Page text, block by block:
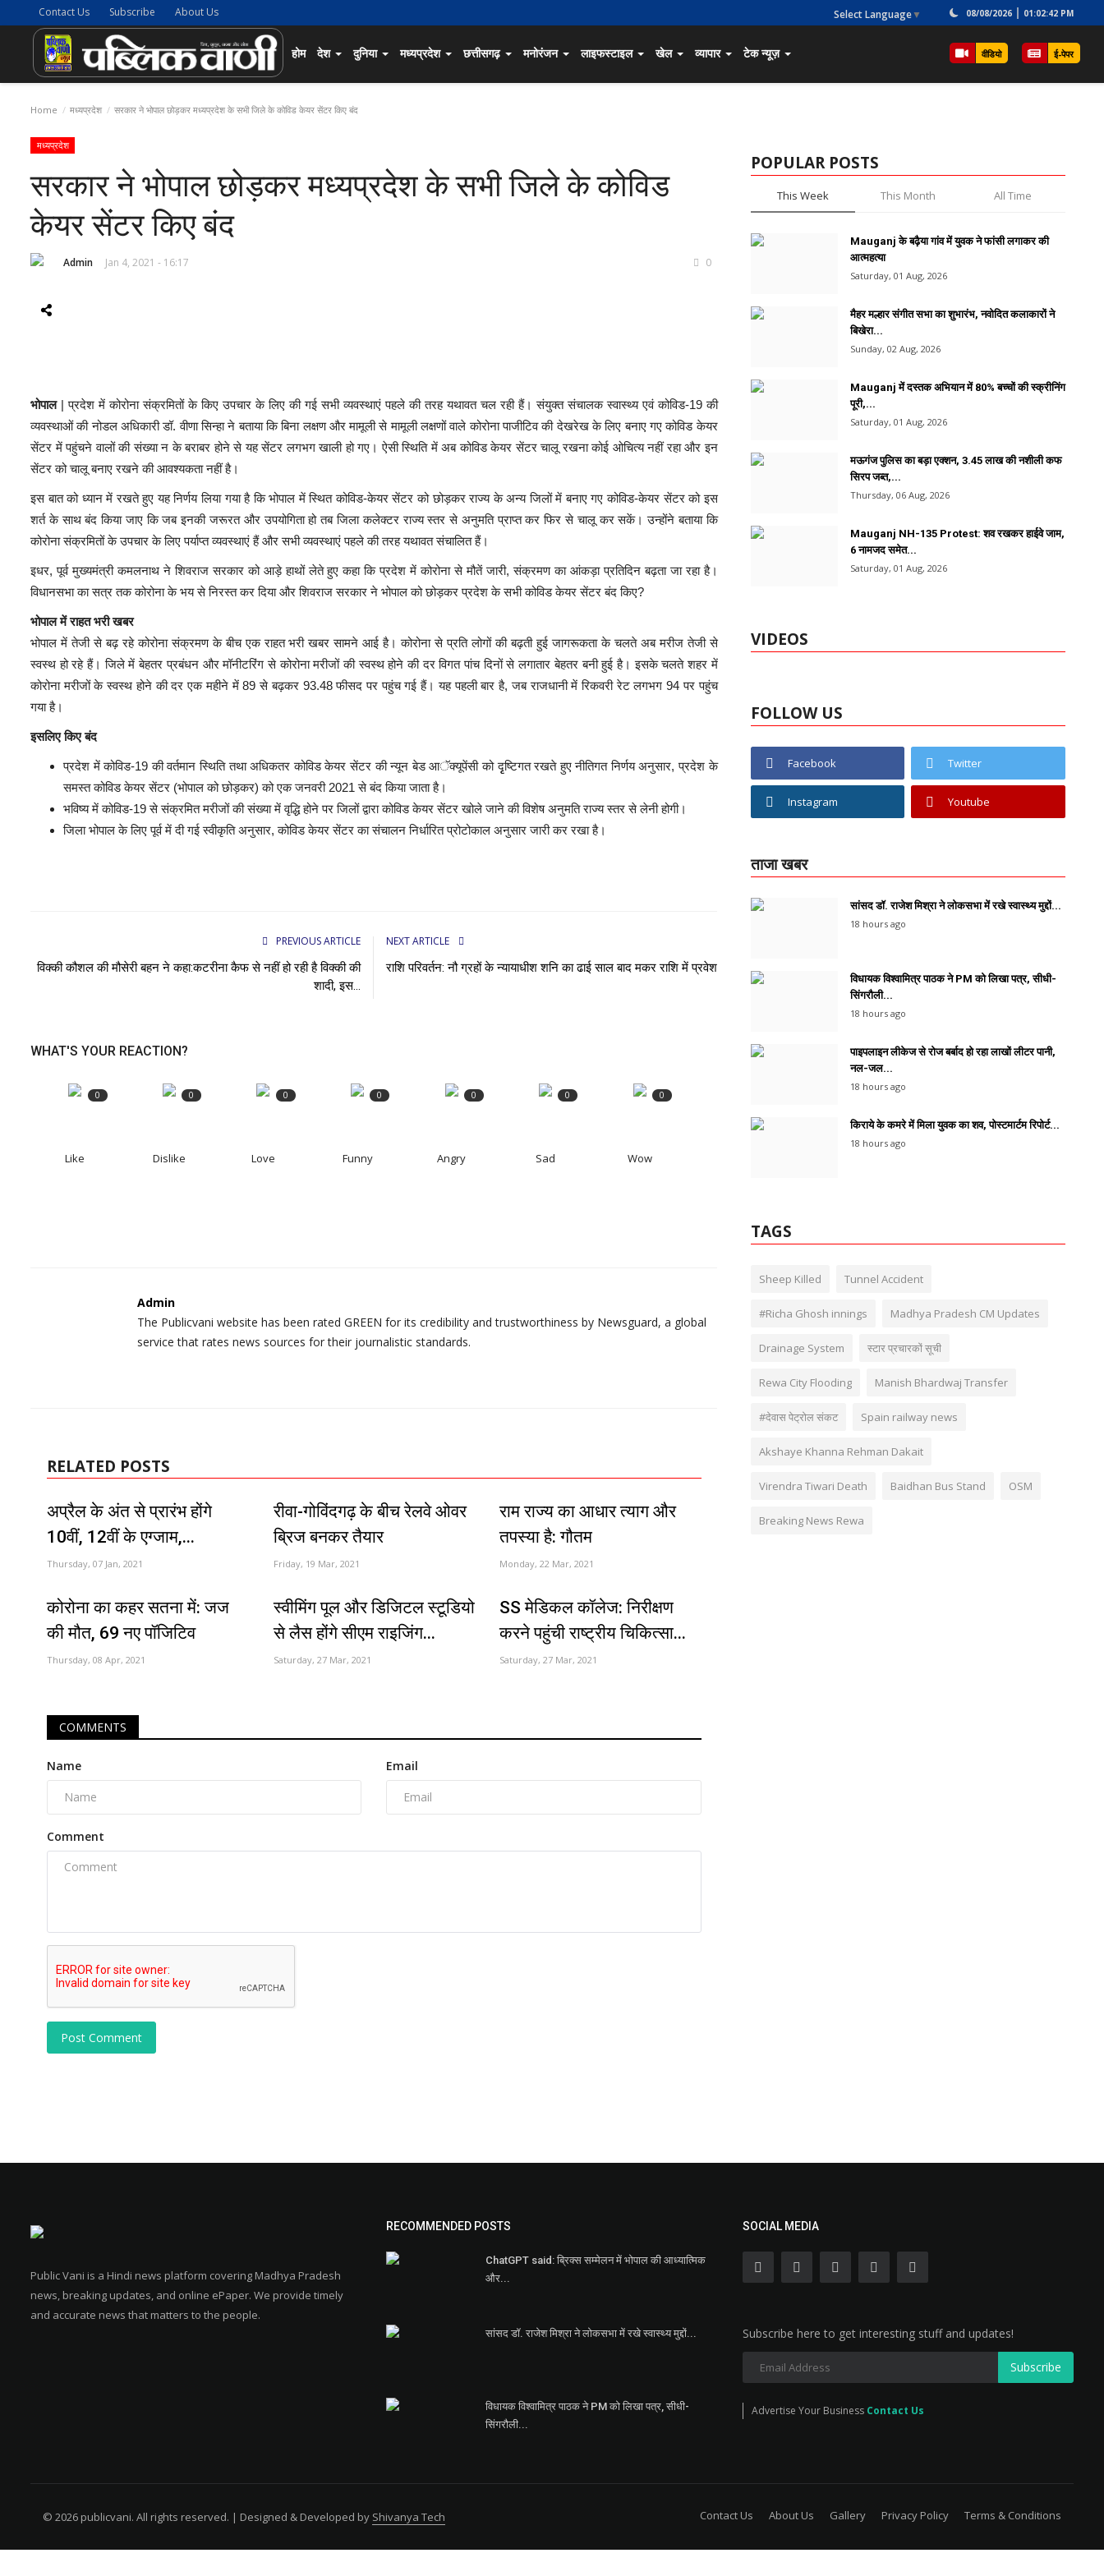
Contact Us Subscribe About Us Select Language▼ 08/08/2026 01:02:42 PM
होम देश दुनिया मध्यप्रदेश छत्तीसगढ़ मनोरंजन लाइफस्टाइल खेल व्यापार टेक न्यूज़ वीडियो ई-पेपर
Home मध्यप्रदेश सरकार ने भोपाल छोड़कर मध्यप्रदेश के सभी जिले के कोविड केयर सेंटर किए बंद
मध्यप्रदेश
सरकार ने भोपाल छोड़कर मध्यप्रदेश के सभी जिले के कोविड
केयर सेंटर किए बंद
Admin Jan 4, 2021 - 16:17 0
भोपाल | प्रदेश में कोरोना संक्रमितों के किए उपचार के लिए की गई सभी व्यवस्थाएं पहले की तरह यथावत चल रही हैं। संयुक्त संचालक स्वास्थ्य एवं कोविड-19 की
व्यवस्थाओं की नोडल अधिकारी डॉ. वीणा सिन्हा ने बताया कि बिना लक्षण और मामूली से मामूली लक्षणों वाले कोरोना पाजीटिव की देखरेख के लिए बनाए गए कोविड केयर
सेंटर में पहुंचने वालों की संख्या न के बराबर होने से यह सेंटर लगभग खाली हो गए। ऐसी स्थिति में अब कोविड केयर सेंटर चालू रखना कोई ओचित्य नहीं रहा और इन
सेंटर को चालू बनाए रखने की आवश्यकता नहीं है।
इस बात को ध्यान में रखते हुए यह निर्णय लिया गया है कि भोपाल में स्थित कोविड-केयर सेंटर को छोड़कर राज्य के अन्य जिलों में बनाए गए कोविड-केयर सेंटर को इस
शर्त के साथ बंद किया जाए कि जब इनकी जरूरत और उपयोगिता हो तब जिला कलेक्टर राज्य स्तर से अनुमति प्राप्त कर फिर से चालू कर सकें। उन्होंने बताया कि
कोरोना संक्रमितों के उपचार के लिए पर्याप्त व्यवस्थाएं हैं और सभी व्यवस्थाएं पहले की तरह यथावत संचालित हैं।
इधर, पूर्व मुख्यमंत्री कमलनाथ ने शिवराज सरकार को आड़े हाथों लेते हुए कहा कि प्रदेश में कोरोना से मौतें जारी, संक्रमण का आंकड़ा प्रतिदिन बढ़ता जा रहा है।
विधानसभा का सत्र तक कोरोना के भय से निरस्त कर दिया और शिवराज सरकार ने भोपाल को छोड़कर प्रदेश के सभी कोविड केयर सेंटर बंद किए?
भोपाल में राहत भरी खबर
भोपाल में तेजी से बढ़ रहे कोरोना संक्रमण के बीच एक राहत भरी खबर सामने आई है। कोरोना से प्रति लोगों की बढ़ती हुई जागरूकता के चलते अब मरीज तेजी से
स्वस्थ हो रहे हैं। जिले में बेहतर प्रबंधन और मॉनीटरिंग से कोरोना मरीजों की स्वस्थ होने की दर विगत पांच दिनों से लगातार बेहतर बनी हुई है। इसके चलते शहर में
कोरोना मरीजों के स्वस्थ होने की दर एक महीने में 89 से बढ़कर 93.48 फीसद पर पहुंच गई हैं। यह पहली बार है, जब राजधानी में रिकवरी रेट लगभग 94 पर पहुंच
गया है।
इसलिए किए बंद
प्रदेश में कोविड-19 की वर्तमान स्थिति तथा अधिकतर कोविड केयर सेंटर की न्यून बेड आॅक्यूपेंसी को दृृष्टिगत रखते हुए नीतिगत निर्णय अनुसार, प्रदेश के
समस्त कोविड केयर सेंटर (भोपाल को छोड़कर) को एक जनवरी 2021 से बंद किया जाता है।
भविष्य में कोविड-19 से संक्रमित मरीजों की संख्या में वृद्धि होने पर जिलों द्वारा कोविड केयर सेंटर खोले जाने की विशेष अनुमति राज्य स्तर से लेनी होगी।
जिला भोपाल के लिए पूर्व में दी गई स्वीकृति अनुसार, कोविड केयर सेंटर का संचालन निर्धारित प्रोटोकाल अनुसार जारी कर रखा है।
PREVIOUS ARTICLE
विक्की कौशल की मौसेरी बहन ने कहा:कटरीना कैफ से नहीं हो रही है विक्की की
शादी, इस...
NEXT ARTICLE
राशि परिवर्तन: नौ ग्रहों के न्यायाधीश शनि का ढाई साल बाद मकर राशि में प्रवेश
WHAT'S YOUR REACTION?
0
Like
0
Dislike
0
Love
0
Funny
0
Angry
0
Sad
0
Wow
Admin
The Publicvani website has been rated GREEN for its credibility and trustworthiness by Newsguard, a global
service that rates news sources for their journalistic standards.
RELATED POSTS
अप्रैल के अंत से प्रारंभ होंगे
10वीं, 12वीं के एग्जाम,...
Thursday, 07 Jan, 2021
रीवा-गोविंदगढ़ के बीच रेलवे ओवर
ब्रिज बनकर तैयार
Friday, 19 Mar, 2021
राम राज्य का आधार त्याग और
तपस्या है: गौतम
Monday, 22 Mar, 2021
कोरोना का कहर सतना में: जज
की मौत, 69 नए पॉजिटिव
Thursday, 08 Apr, 2021
स्वीमिंग पूल और डिजिटल स्टूडियो
से लैस होंगे सीएम राइजिंग...
Saturday, 27 Mar, 2021
SS मेडिकल कॉलेज: निरीक्षण
करने पहुंची राष्ट्रीय चिकित्सा...
Saturday, 27 Mar, 2021
COMMENTS
Name Email
Comment
Post Comment
POPULAR POSTS
This Week This Month All Time
Mauganj के बढ़ैया गांव में युवक ने फांसी लगाकर की
आत्महत्या
Saturday, 01 Aug, 2026
मैहर मल्हार संगीत सभा का शुभारंभ, नवोदित कलाकारों ने
बिखेरा...
Sunday, 02 Aug, 2026
Mauganj में दस्तक अभियान में 80% बच्चों की स्क्रीनिंग
पूरी,...
Saturday, 01 Aug, 2026
मऊगंज पुलिस का बड़ा एक्शन, 3.45 लाख की नशीली कफ
सिरप जब्त,...
Thursday, 06 Aug, 2026
Mauganj NH-135 Protest: शव रखकर हाईवे जाम,
6 नामजद समेत...
Saturday, 01 Aug, 2026
VIDEOS
FOLLOW US
Facebook Twitter
Instagram Youtube
ताजा खबर
सांसद डॉ. राजेश मिश्रा ने लोकसभा में रखे स्वास्थ्य मुद्दों...
18 hours ago
विधायक विश्वामित्र पाठक ने PM को लिखा पत्र, सीधी-
सिंगरौली...
18 hours ago
पाइपलाइन लीकेज से रोज बर्बाद हो रहा लाखों लीटर पानी,
नल-जल...
18 hours ago
किराये के कमरे में मिला युवक का शव, पोस्टमार्टम रिपोर्ट...
18 hours ago
TAGS
Sheep Killed Tunnel Accident
#Richa Ghosh innings Madhya Pradesh CM Updates
Drainage System स्टार प्रचारकों सूची
Rewa City Flooding Manish Bhardwaj Transfer
#देवास पेट्रोल संकट Spain railway news
Akshaye Khanna Rehman Dakait
Virendra Tiwari Death Baidhan Bus Stand OSM
Breaking News Rewa
Public Vani is a Hindi news platform covering Madhya Pradesh
news, breaking updates, and online ePaper. We provide timely
and accurate news that matters to the people.
RECOMMENDED POSTS
ChatGPT said: ब्रिक्स सम्मेलन में भोपाल की आध्यात्मिक
और...
सांसद डॉ. राजेश मिश्रा ने लोकसभा में रखे स्वास्थ्य मुद्दों...
विधायक विश्वामित्र पाठक ने PM को लिखा पत्र, सीधी-
सिंगरौली...
SOCIAL MEDIA
Subscribe here to get interesting stuff and updates!
Subscribe
Advertise Your Business Contact Us
© 2026 publicvani. All rights reserved. | Designed & Developed by Shivanya Tech Contact Us About Us Gallery Privacy Policy Terms & Conditions